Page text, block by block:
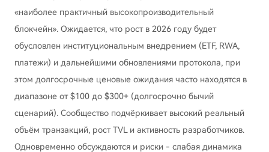
«наиболее практичный высокопроизводительный
блокчейн». Ожидается, что рост в 2026 году будет
обусловлен институциональным внедрением (ETF, RWA,
платежи) и дальнейшими обновлениями протокола, при
этом долгосрочные ценовые ожидания часто находятся в
диапазоне от $100 до $300+ (долгосрочно бычий
сценарий). Сообщество подчёркивает высокий реальный
объём транзакций, рост TVL и активность разработчиков.
Одновременно обсуждаются и риски - слабая динамика